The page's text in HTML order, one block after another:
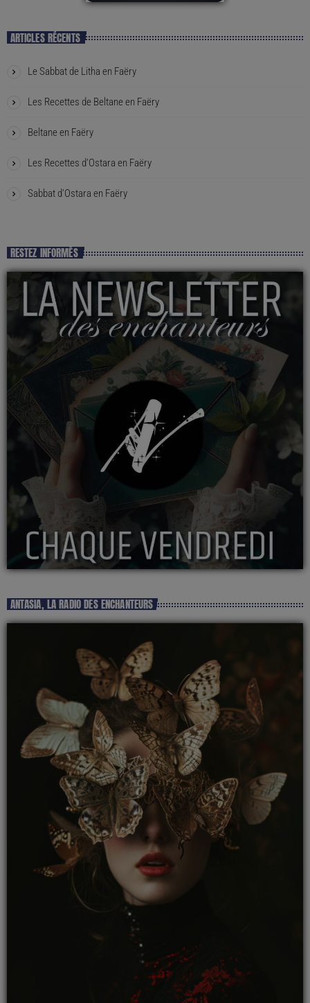
ARTICLES RÉCENTS
Le Sabbat de Litha en Faëry
Les Recettes de Beltane en Faëry
Beltane en Faëry
Les Recettes d’Ostara en Faëry
Sabbat d’Ostara en Faëry
RESTEZ INFORMÉS
ANTASIA, LA RADIO DES ENCHANTEURS